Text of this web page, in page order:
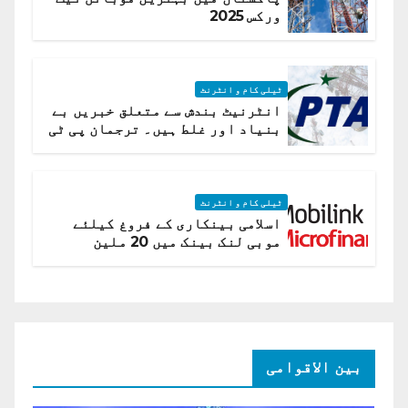
ورکس 2025
ٹیلی کام و انٹرنٹ
انٹرنیٹ بندش سے متعلق خبریں بے
بنیاد اور غلط ہیں۔ ترجمان پی ٹی
ٹیلی کام و انٹرنٹ
اسلامی بینکاری کے فروغ کیلئے
موبی لنک بینک میں 20 ملین
بین الاقوامی